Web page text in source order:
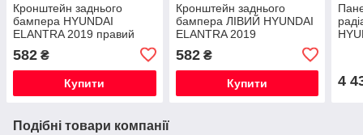
Кронштейн заднього
бампера HYUNDAI
ELANTRA 2019 правий
582 ₴
Купити
Кронштейн заднього
бампера ЛІВИЙ HYUNDAI
ELANTRA 2019
582₴
Купити 4
Подібні товари компанії